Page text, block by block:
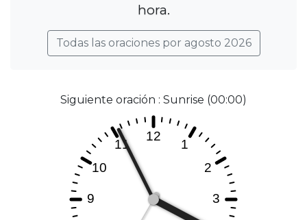
hora.
Todas las oraciones por agosto 2026
Siguiente oración : Sunrise (00:00)